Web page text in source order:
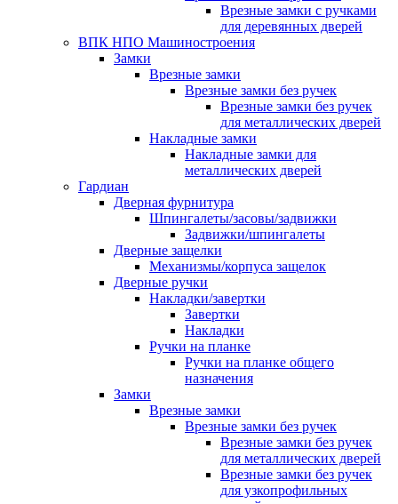
Врезные замки с ручками
для деревянных дверей
ВПК НПО Машиностроения
Замки
Врезные замки
Врезные замки без ручек
Врезные замки без ручек
для металлических дверей
Накладные замки
Накладные замки для
металлических дверей
Гардиан
Дверная фурнитура
Шпингалеты/засовы/задвижки
Задвижки/шпингалеты
Дверные защелки
Механизмы/корпуса защелок
Дверные ручки
Накладки/завертки
Завертки
Накладки
Ручки на планке
Ручки на планке общего
назначения
Замки
Врезные замки
Врезные замки без ручек
Врезные замки без ручек
для металлических дверей
Врезные замки без ручек
для узкопрофильных